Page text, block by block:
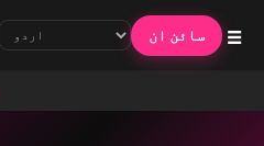
سائن ان ☰